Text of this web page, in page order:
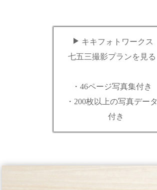
キキフォトワークス
七五三撮影プランを見る
・46ページ写真集付き
・200枚以上の写真データ
付き